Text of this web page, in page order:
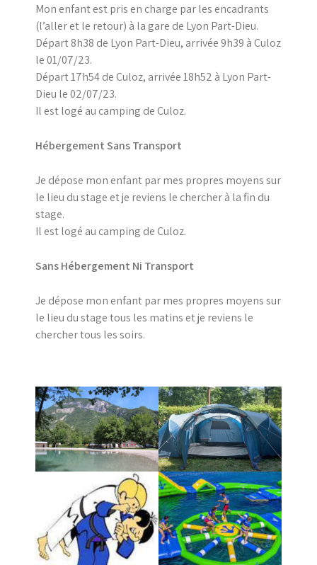
Mon enfant est pris en charge par les encadrants
(l’aller et le retour) à la gare de Lyon Part-Dieu.
Départ 8h38 de Lyon Part-Dieu, arrivée 9h39 à Culoz
le 01/07/23.
Départ 17h54 de Culoz, arrivée 18h52 à Lyon Part-
Dieu le 02/07/23.
Il est logé au camping de Culoz.
Hébergement Sans Transport
Je dépose mon enfant par mes propres moyens sur
le lieu du stage et je reviens le chercher à la fin du
stage.
Il est logé au camping de Culoz.
Sans Hébergement Ni Transport
Je dépose mon enfant par mes propres moyens sur
le lieu du stage tous les matins et je reviens le
chercher tous les soirs.